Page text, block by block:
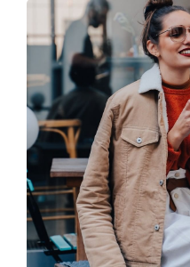
Tissu de nettoyage:
Autres
Sexe:
Catégorie:
Marque:
Utilisation:
Code: